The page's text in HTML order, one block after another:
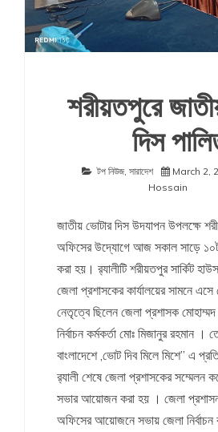
শরীয়তপুরে
দিস
টপ নিউজ, সারাদেশ March 2,
Hossain
জাতীয় ভোটার দিস উদযাপন উপলক্ষে
অফিসের উদ্যোগে আজ সকাল সাড়ে
করা হয়। র‌্যালীটি শরীয়তপুর সার্কিট
জেলা প্রশাসকের কার্যালয়ের সামনে
নেতৃত্বে ছিলেন জেলা প্রশাসক
নির্বাচন কর্মকর্তা মোঃ মিজানুর রহমান ।
বাংলাদেশে ,ভোট দিব মিলে মিশে” এ
র‌্যালী শেষে জেলা প্রশাসকের সম্মেলন
সভার আয়োজন করা হয় । জেলা প্রশাসন
অফিসের আয়োজনে সভায় জেলা নির্বাচন